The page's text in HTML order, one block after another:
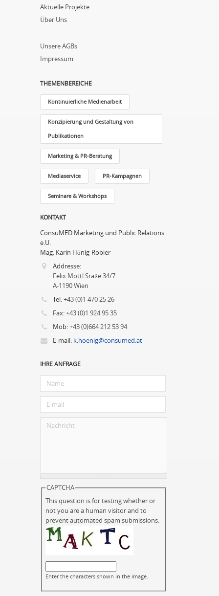
Aktuelle Projekte
Über Uns
Unsere AGBs
Impressum
THEMENBEREICHE
Kontinuierliche Medienarbeit
Konzipierung und Gestaltung von
Publikationen
Marketing & PR-Beratung
Mediaservice PR-Kampagnen
Seminare & Workshops
KONTAKT
ConsuMED Marketing und Public Relations
e.U.
Mag. Karin Hönig-Robier
Addresse:
Felix Mottl Sraße 34/7
A-1190 Wien
Tel:+43 (0)1 470 25 26
Fax:+43 (0)1 924 95 35
Mob:+43 (0)664 212 53 94
E-mail: k.hoenig@consumed.at
IHRE ANFRAGE
CAPTCHA
This question is for testing whether or
not you are a human visitor and to
prevent automated spam submissions.
Enter the characters shown in the image.